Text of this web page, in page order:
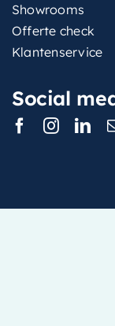
Showrooms
Offerte check
Klantenservice
Social